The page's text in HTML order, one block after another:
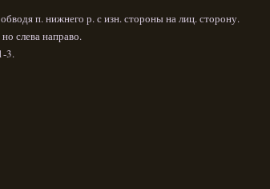
п. нижнего р. с изн. стороны на лиц. сторону.
слева направо.
3.